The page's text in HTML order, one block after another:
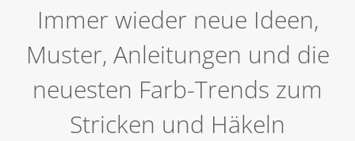
Immer wieder neue Ideen,
Muster, Anleitungen und die
neuesten Farb-Trends zum
Stricken und Häkeln